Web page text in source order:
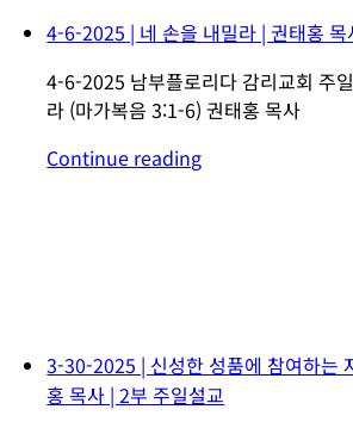
4-6-2025 | 네 손을 내밀라 | 권태홍 목
4-6-2025 남부플로리다 감리교회 주
라 (마가복음 3:1-6) 권태홍 목사
Continue reading
3-30-2025 | 신성한 성품에 참여하는
홍 목사 | 2부 주일설교